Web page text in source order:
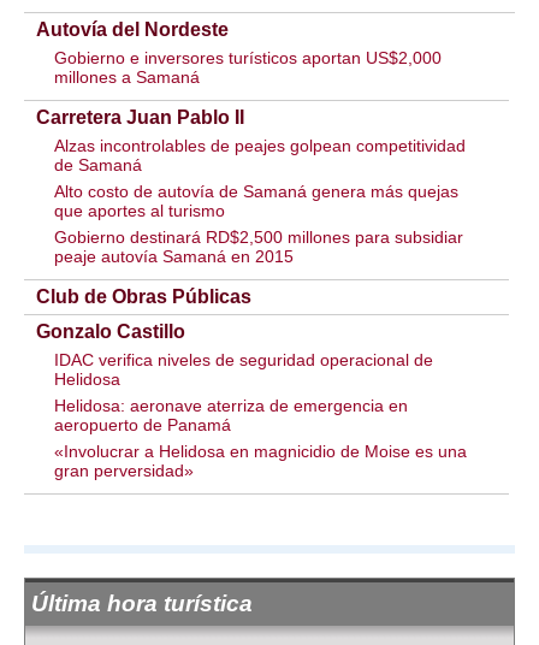
Autovía del Nordeste
Gobierno e inversores turísticos aportan US$2,000
millones a Samaná
Carretera Juan Pablo II
Alzas incontrolables de peajes golpean competitividad
de Samaná
Alto costo de autovía de Samaná genera más quejas
que aportes al turismo
Gobierno destinará RD$2,500 millones para subsidiar
peaje autovía Samaná en 2015
Club de Obras Públicas
Gonzalo Castillo
IDAC verifica niveles de seguridad operacional de
Helidosa
Helidosa: aeronave aterriza de emergencia en
aeropuerto de Panamá
«Involucrar a Helidosa en magnicidio de Moise es una
gran perversidad»
Última hora turística